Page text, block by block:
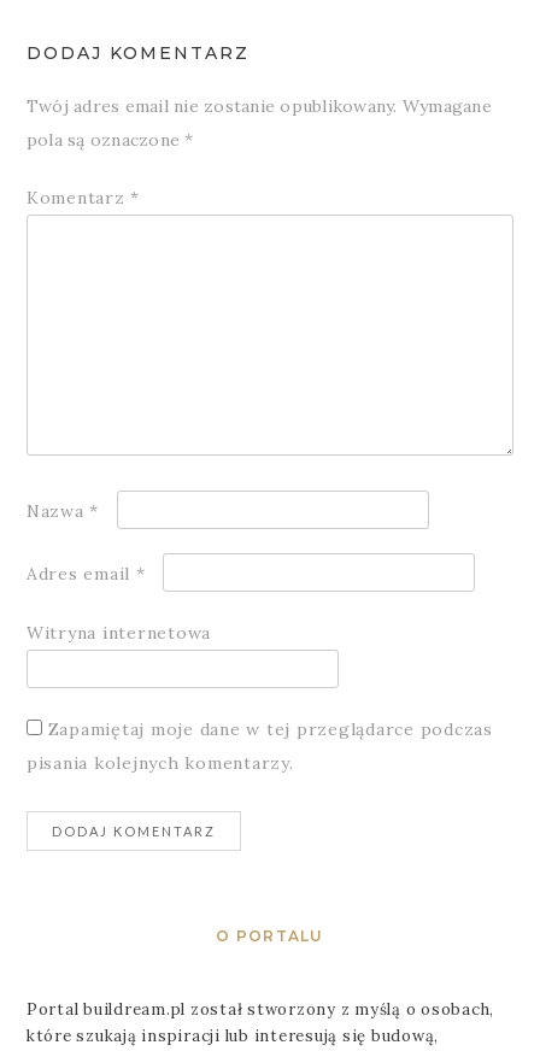
DODAJ KOMENTARZ
Twój adres email nie zostanie opublikowany. Wymagane
pola są oznaczone *
Komentarz *
Nazwa *
Adres email *
Witryna internetowa
Zapamiętaj moje dane w tej przeglądarce podczas
pisania kolejnych komentarzy.
O PORTALU
Portal buildream.pl został stworzony z myślą o osobach,
które szukają inspiracji lub interesują się budową,